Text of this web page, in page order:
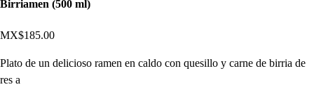
Birriamen (500 ml)
MX$185.00
Plato de un delicioso ramen en caldo con quesillo y carne de birria de
res a